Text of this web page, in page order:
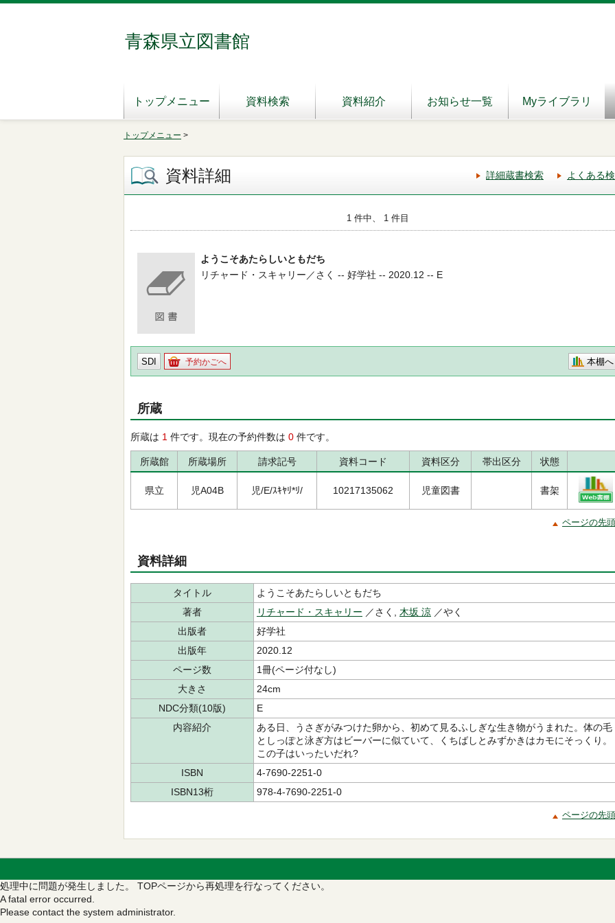
青森県立図書館
トップメニュー 資料検索 資料紹介 お知らせ一覧 Myライブラリ
トップメニュー >
資料詳細 詳細蔵書検索 よくある
1 件中、 1 件目
ようこそあたらしいともだち
リチャード・スキャリー／さく -- 好学社 -- 2020.12 -- E
SDI 予約かごへ 本棚へ
所蔵
所蔵は 1 件です。現在の予約件数は 0 件です。
所蔵館 所蔵場所 請求記号 資料コード 資料区分 帯出区分 状態
県立 児A04B 児/E/ｽｷﾔﾘ*ﾘ/ 10217135062 児童図書 書架
ページの先
資料詳細
タイトル
ようこそあたらしいともだち
著者
リチャード・スキャリー ／さく, 木坂 涼 ／やく
出版者
好学社
出版年
2020.12
ページ数
1冊(ページ付なし)
大きさ
24cm
NDC分類(10版)
E
内容紹介
ある日、うさぎがみつけた卵から、初めて見るふしぎな生き物がうまれた。体の毛
としっぽと泳ぎ方はビーバーに似ていて、くちばしとみずかきはカモにそっくり。
この子はいったいだれ?
ISBN
4-7690-2251-0
ISBN13桁
978-4-7690-2251-0
ページの先
処理中に問題が発生しました。 TOPページから再処理を行なってください。
A fatal error occurred.
Please contact the system administrator.